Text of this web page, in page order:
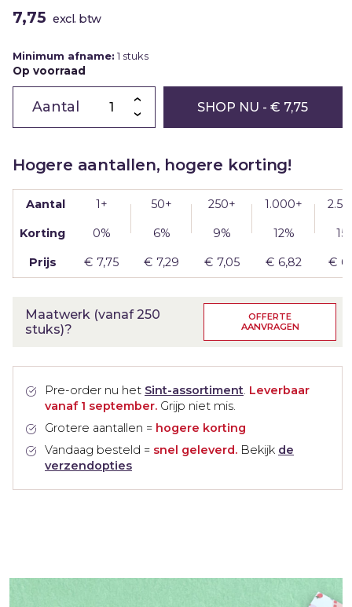
7,75 excl. btw
Minimum afname: 1 stuks
Op voorraad
Chocoladeletter
melk
aantal
SHOP NU - € 7,75
Hogere aantallen, hogere korting!
Aantal 1+ 50+ 250+ 1.000+
Korting 0% 6% 9% 12%
Prijs € 7,75 € 7,29 € 7,05 € 6,82 €
Maatwerk (vanaf 250
stuks)?
OFFERTE
AANVRAGEN
Pre-order nu het Sint-assortiment. Leverbaar
vanaf 1 september. Grijp niet mis.
Grotere aantallen = hogere korting
Vandaag besteld = snel geleverd. Bekijk de
verzendopties